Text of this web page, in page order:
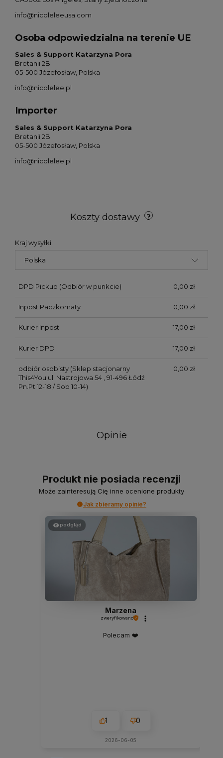
info@nicoleleeusa.com
Osoba odpowiedzialna na terenie UE
Sales & Support Katarzyna Pora
Bretanii 2B
05-500 Józefosław, Polska
info@nicolelee.pl
Importer
Sales & Support Katarzyna Pora
Bretanii 2B
05-500 Józefosław, Polska
info@nicolelee.pl
Koszty dostawy
Kraj wysyłki:
DPD Pickup (Odbiór w punkcie) 0,00 zł
Inpost Paczkomaty 0,00 zł
Kurier Inpost 17,00 zł
Kurier DPD 17,00 zł
odbiór osobisty(Sklep stacjonarny
This4You ul. Nastrojowa 54 , 91-496 Łódź
Pn.Pt 12-18 / Sob 10-14)
0,00 zł
Opinie
Produkt nie posiada recenzji
Może zainteresują Cię inne ocenione produkty
Jak zbieramy opinie?
podgląd
Marzena
zweryfikowano
Polecam ❤️
1 0
2026-06-05